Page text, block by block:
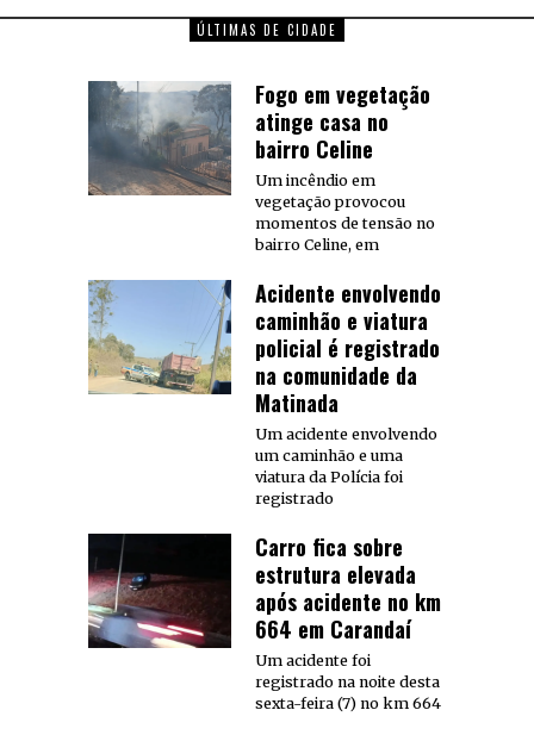
ÚLTIMAS DE CIDADE
Fogo em vegetação
atinge casa no
bairro Celine
Um incêndio em
vegetação provocou
momentos de tensão no
bairro Celine, em
Acidente envolvendo
caminhão e viatura
policial é registrado
na comunidade da
Matinada
Um acidente envolvendo
um caminhão e uma
viatura da Polícia foi
registrado
Carro fica sobre
estrutura elevada
após acidente no km
664 em Carandaí
Um acidente foi
registrado na noite desta
sexta-feira (7) no km 664